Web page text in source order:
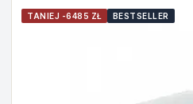
TANIEJ -6485 ZŁ BESTSELLER